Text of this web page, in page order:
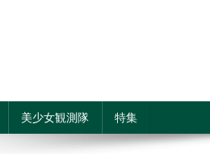
美少女観測隊 特集